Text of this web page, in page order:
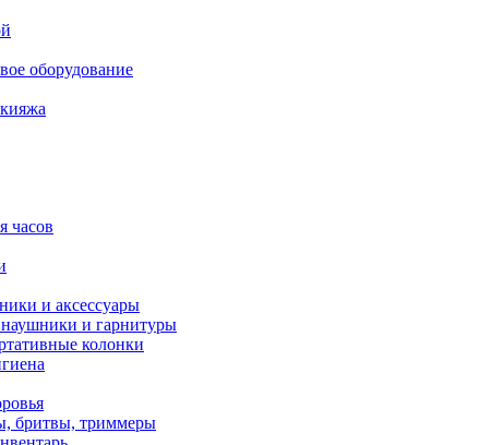
оборудование
часов
и аксессуары
и гарнитуры
колонки
бритвы, триммеры